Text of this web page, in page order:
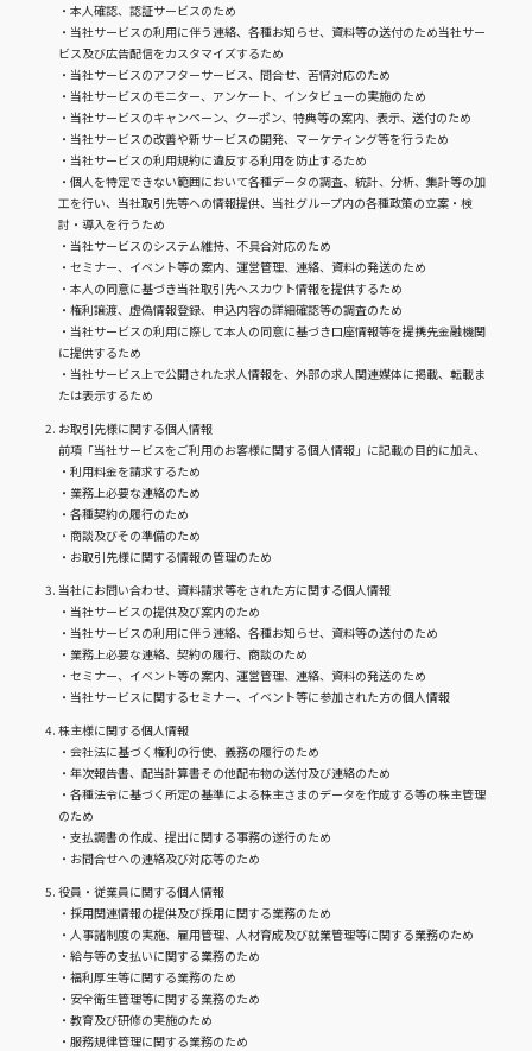
・本人確認、認証サービスのため
・当社サービスの利用に伴う連絡、各種お知らせ、資料等の送付のため当社サー
ビス及び広告配信をカスタマイズするため
・当社サービスのアフターサービス、問合せ、苦情対応のため
・当社サービスのモニター、アンケート、インタビューの実施のため
・当社サービスのキャンペーン、クーポン、特典等の案内、表示、送付のため
・当社サービスの改善や新サービスの開発、マーケティング等を行うため
・当社サービスの利用規約に違反する利用を防止するため
・個人を特定できない範囲において各種データの調査、統計、分析、集計等の加
工を行い、当社取引先等への情報提供、当社グループ内の各種政策の立案・検
討・導入を行うため
・当社サービスのシステム維持、不具合対応のため
・セミナー、イベント等の案内、運営管理、連絡、資料の発送のため
・本人の同意に基づき当社取引先へスカウト情報を提供するため
・権利譲渡、虚偽情報登録、申込内容の詳細確認等の調査のため
・当社サービスの利用に際して本人の同意に基づき口座情報等を提携先金融機関
に提供するため
・当社サービス上で公開された求人情報を、外部の求人関連媒体に掲載、転載ま
たは表示するため
お取引先様に関する個人情報
前項「当社サービスをご利用のお客様に関する個人情報」に記載の目的に加え、
・利用料金を請求するため
・業務上必要な連絡のため
・各種契約の履行のため
・商談及びその準備のため
・お取引先様に関する情報の管理のため
当社にお問い合わせ、資料請求等をされた方に関する個人情報
・当社サービスの提供及び案内のため
・当社サービスの利用に伴う連絡、各種お知らせ、資料等の送付のため
・業務上必要な連絡、契約の履行、商談のため
・セミナー、イベント等の案内、運営管理、連絡、資料の発送のため
・当社サービスに関するセミナー、イベント等に参加された方の個人情報
株主様に関する個人情報
・会社法に基づく権利の行使、義務の履行のため
・年次報告書、配当計算書その他配布物の送付及び連絡のため
・各種法令に基づく所定の基準による株主さまのデータを作成する等の株主管理
のため
・支払調書の作成、提出に関する事務の遂行のため
・お問合せへの連絡及び対応等のため
役員・従業員に関する個人情報
・採用関連情報の提供及び採用に関する業務のため
・人事諸制度の実施、雇用管理、人材育成及び就業管理等に関する業務のため
・給与等の支払いに関する業務のため
・福利厚生等に関する業務のため
・安全衛生管理等に関する業務のため
・教育及び研修の実施のため
・服務規律管理に関する業務のため